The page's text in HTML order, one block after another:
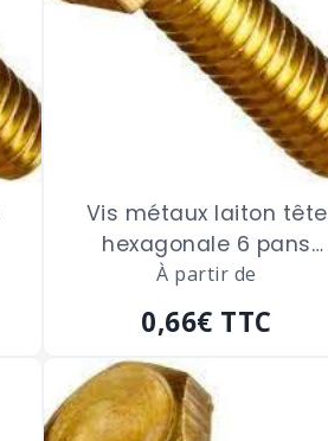
Vis métaux laiton tête
hexagonale 6 pans
filetage total de 3 x 10
m/m
À partir de
0,66€ TTC